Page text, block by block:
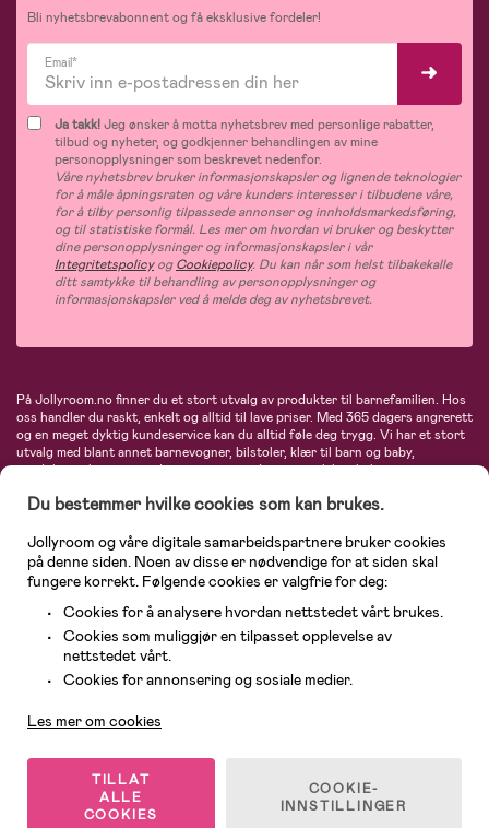
Bli nyhetsbrevabonnent og få eksklusive fordeler!
Email*
Ja takk!Jeg ønsker å motta nyhetsbrev med personlige rabatter,
tilbud og nyheter, og godkjenner behandlingen av mine
personopplysninger som beskrevet nedenfor.
Våre nyhetsbrev bruker informasjonskapsler og lignende teknologier
for å måle åpningsraten og våre kunders interesser i tilbudene våre,
for å tilby personlig tilpassede annonser og innholdsmarkedsføring,
og til statistiske formål. Les mer om hvordan vi bruker og beskytter
dine personopplysninger og informasjonskapsler i vår
IntegritetspolicyogCookiepolicy. Du kan når som helst tilbakekalle
ditt samtykke til behandling av personopplysninger og
informasjonskapsler ved å melde deg av nyhetsbrevet.
På Jollyroom.no finner du et stort utvalg av produkter til barnefamilien. Hos
oss handler du raskt, enkelt og alltid til lave priser. Med 365 dagers angrerett
og en meget dyktig kundeservice kan du alltid føle deg trygg. Vi har et stort
utvalg med blant annet barnevogner, bilstoler, klær til barn og baby,
produkter til mor, mengder av inspirerende interiør, leker, babyustyr og mye
Maxi-Cosi, Baby Jogger, BabyBjörn, Didriksons, KidKraft, Ergobaby, Philips
største nettbutikk for barn og baby!
Du bestemmer hvilke cookies som kan brukes.
Jollyroom og våre digitale samarbeidspartnere bruker cookies
på denne siden. Noen av disse er nødvendige for at siden skal
fungere korrekt. Følgende cookies er valgfrie for deg:
Cookies for å analysere hvordan nettstedet vårt brukes.
Cookies som muliggjør en tilpasset opplevelse av
nettstedet vårt.
Cookies for annonsering og sosiale medier.
Les mer om cookies
TILLAT
ALLE
COOKIES
COOKIE-
INNSTILLINGER